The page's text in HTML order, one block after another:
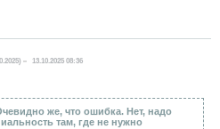
13.10.2025 08:36
же, что ошибка. Нет, надо
там, где не нужно